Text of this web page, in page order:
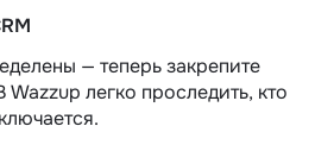
— теперь закрепите
Wazzup легко проследить, кто